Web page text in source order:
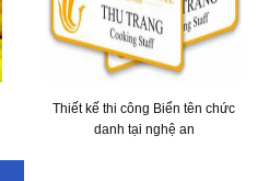
Thiết kế thi công Biển tên chức
danh tại nghệ an